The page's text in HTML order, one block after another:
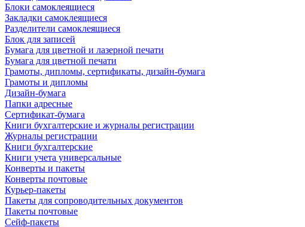
Блоки самоклеящиеся
Закладки самоклеящиеся
Разделители самоклеящиеся
Блок для записей
Бумага для цветной и лазерной печати
Бумага для цветной печати
Грамоты, дипломы, сертификаты, дизайн-бумага
Грамоты и дипломы
Дизайн-бумага
Папки адресные
Сертификат-бумага
Книги бухгалтерские и журналы регистрации
Журналы регистрации
Книги бухгалтерские
Книги учета универсальные
Конверты и пакеты
Конверты почтовые
Курьер-пакеты
Пакеты для сопроводительных документов
Пакеты почтовые
Сейф-пакеты